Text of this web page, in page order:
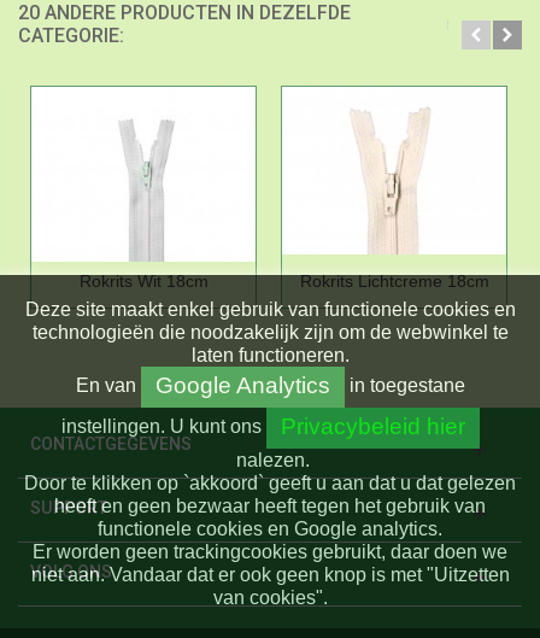
20 ANDERE PRODUCTEN IN DEZELFDE
CATEGORIE:
Rokrits Wit 18cm Rokrits Lichtcreme 18cm
CONTACTGEGEVENS
SUPPORT
VOLG ONS
Deze site maakt enkel gebruik van functionele cookies en
technologieën die noodzakelijk zijn om de webwinkel te
laten functioneren.
En van Google Analytics
in toegestane
instellingen. U kunt ons Privacybeleid hier
nalezen.
Door te klikken op `akkoord` geeft u aan dat u dat gelezen
heeft en geen bezwaar heeft tegen het gebruik van
functionele cookies en Google analytics.
Er worden geen trackingcookies gebruikt, daar doen we
niet aan. Vandaar dat er ook geen knop is met "Uitzetten
van cookies".